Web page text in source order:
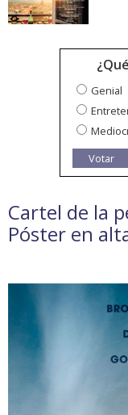
Genial
Votar
Cartel de la
Póster en